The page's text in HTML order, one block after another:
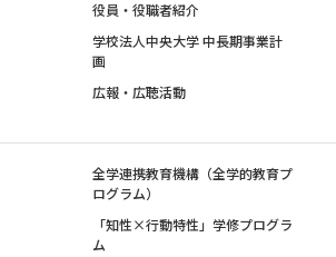
役員・役職者紹介
学校法人中央大学 中長期事業計
画
広報・広聴活動
全学連携教育機構（全学的教育プ
ログラム）
「知性×行動特性」学修プログラ
ム